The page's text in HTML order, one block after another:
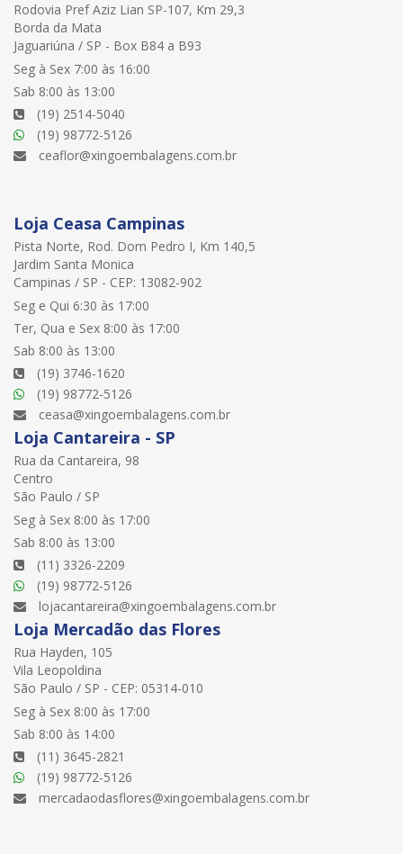
Rodovia Pref Aziz Lian SP-107, Km 29,3
Borda da Mata
Jaguariúna / SP - Box B84 a B93
Seg à Sex 7:00 às 16:00
Sab 8:00 às 13:00
(19) 2514-5040
(19) 98772-5126
ceaflor@xingoembalagens.com.br
Loja Ceasa Campinas
Pista Norte, Rod. Dom Pedro I, Km 140,5
Jardim Santa Monica
Campinas / SP - CEP: 13082-902
Seg e Qui 6:30 às 17:00
Ter, Qua e Sex 8:00 às 17:00
Sab 8:00 às 13:00
(19) 3746-1620
(19) 98772-5126
ceasa@xingoembalagens.com.br
Loja Cantareira - SP
Rua da Cantareira, 98
Centro
São Paulo / SP
Seg à Sex 8:00 às 17:00
Sab 8:00 às 13:00
(11) 3326-2209
(19) 98772-5126
lojacantareira@xingoembalagens.com.br
Loja Mercadão das Flores
Rua Hayden, 105
Vila Leopoldina
São Paulo / SP - CEP: 05314-010
Seg à Sex 8:00 às 17:00
Sab 8:00 às 14:00
(11) 3645-2821
(19) 98772-5126
mercadaodasflores@xingoembalagens.com.br